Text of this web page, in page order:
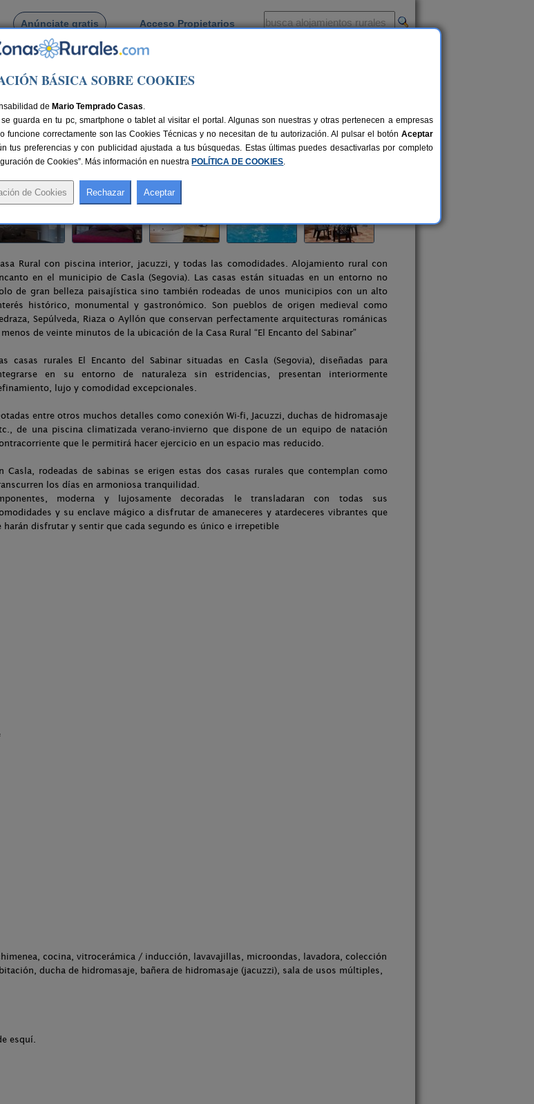
Anúnciate gratis Acceso Propietarios
Compartir:
Rural con piscina interior, jacuzzi, y todas las comodidades. Alojamiento rural con
en el municipio de Casla (Segovia). Las casas están situadas en un entorno no
de gran belleza paisajística sino también rodeadas de unos municipios con un alto
histórico, monumental y gastronómico. Son pueblos de origen medieval como
Sepúlveda, Riaza o Ayllón que conservan perfectamente arquitecturas románicas
menos de veinte minutos de la ubicación de la Casa Rural “El Encanto del Sabinar”
casas rurales El Encanto del Sabinar situadas en Casla (Segovia), diseñadas para
en su entorno de naturaleza sin estridencias, presentan interiormente
lujo y comodidad excepcionales.
entre otros muchos detalles como conexión Wi-fi, Jacuzzi, duchas de hidromasaje
de una piscina climatizada verano-invierno que dispone de un equipo de natación
que le permitirá hacer ejercicio en un espacio mas reducido.
Casla, rodeadas de sabinas se erigen estas dos casas rurales que contemplan como
los días en armoniosa tranquilidad.
moderna y lujosamente decoradas le transladaran con todas sus
y su enclave mágico a disfrutar de amaneceres y atardeceres vibrantes que
harán disfrutar y sentir que cada segundo es único e irrepetible
cocina, vitrocerámica / inducción, lavavajillas, microondas, lavadora, colección
ducha de hidromasaje, bañera de hidromasaje (jacuzzi), sala de usos múltiples,
esquí.
BÁSICA SOBRE COOKIES
de Mario Temprado Casas.
guarda en tu pc, smartphone o tablet al visitar el portal. Algunas son nuestras y otras pertenecen a empresas
correctamente son las Cookies Técnicas y no necesitan de tu autorización. Al pulsar el botón Aceptar
tus preferencias y con publicidad ajustada a tus búsquedas. Estas últimas puedes desactivarlas por completo
de Cookies”. Más información en nuestra POLÍTICA DE COOKIES.